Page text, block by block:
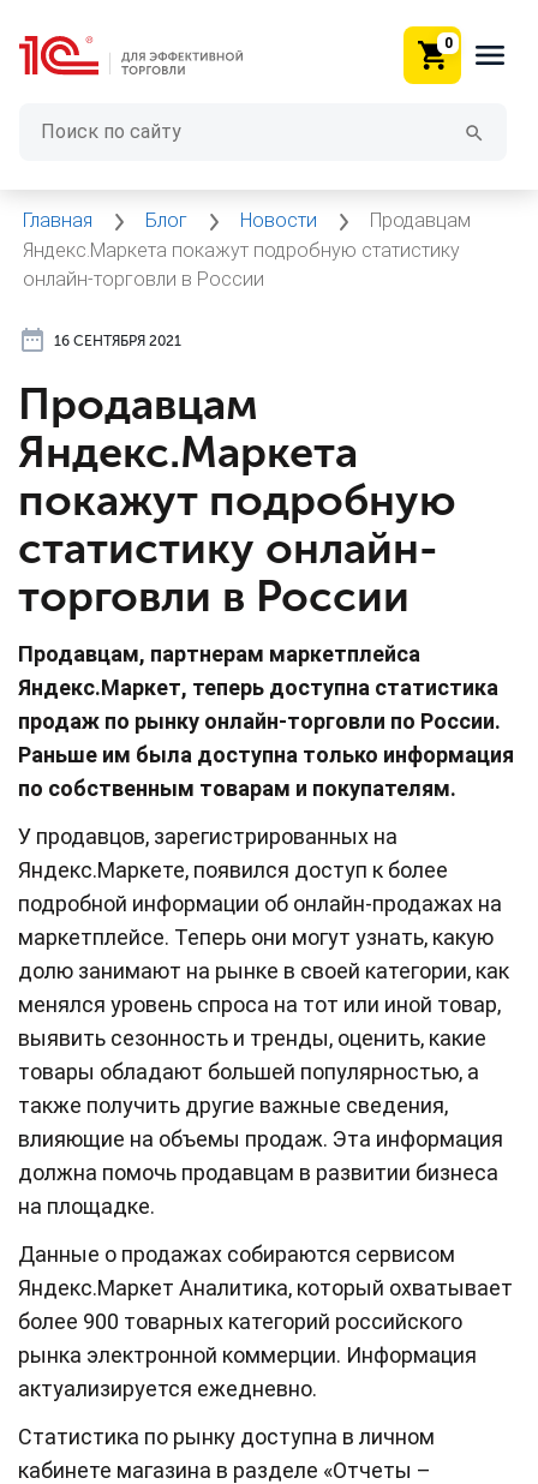
0
Главная Блог Новости
Продавцам
Яндекс.Маркета покажут подробную статистику
онлайн-торговли в России
16 СЕНТЯБРЯ 2021
Продавцам
Яндекс.Маркета
покажут подробную
статистику онлайн-
торговли в России
Продавцам, партнерам маркетплейса
Яндекс.Маркет, теперь доступна статистика
продаж по рынку онлайн-торговли по России.
Раньше им была доступна только информация
по собственным товарам и покупателям.
У продавцов, зарегистрированных на
Яндекс.Маркете, появился доступ к более
подробной информации об онлайн-продажах на
маркетплейсе. Теперь они могут узнать, какую
долю занимают на рынке в своей категории, как
менялся уровень спроса на тот или иной товар,
выявить сезонность и тренды, оценить, какие
товары обладают большей популярностью, а
также получить другие важные сведения,
влияющие на объемы продаж. Эта информация
должна помочь продавцам в развитии бизнеса
на площадке.
Данные о продажах собираются сервисом
Яндекс.Маркет Аналитика, который охватывает
более 900 товарных категорий российского
рынка электронной коммерции. Информация
актуализируется ежедневно.
Статистика по рынку доступна в личном
кабинете магазина в разделе «Отчеты –